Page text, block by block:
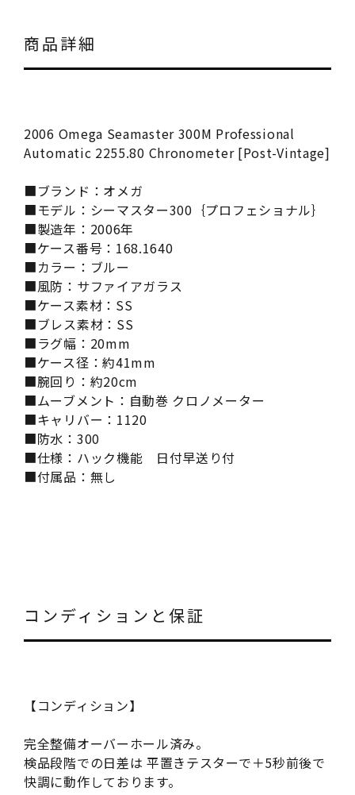
商品詳細
2006 Omega Seamaster 300M Professional
Automatic 2255.80 Chronometer [Post-Vintage]
■ブランド：オメガ
■モデル：シーマスター300｛プロフェショナル｝
■製造年：2006年
■ケース番号：168.1640
■カラー：ブルー
■風防：サファイアガラス
■ケース素材：SS
■ブレス素材：SS
■ラグ幅：20mm
■ケース径：約41mm
■腕回り：約20cm
■ムーブメント：自動巻 クロノメーター
■キャリバー：1120
■防水：300
■仕様：ハック機能 日付早送り付
■付属品：無し
コンディションと保証
【コンディション】
完全整備オーバーホール済み。
検品段階での日差は 平置きテスターで＋5秒前後で
快調に動作しております。